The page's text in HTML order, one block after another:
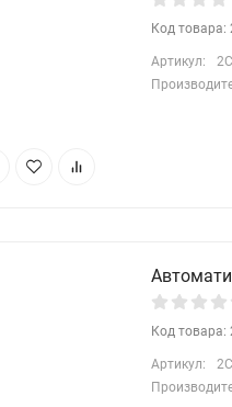
Код товара:
Артикул:
Код товара:
Артикул: